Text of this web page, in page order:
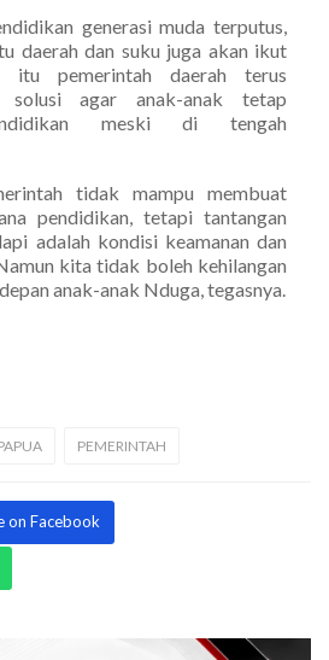
generasi muda terputus,
daerah dan suku juga akan ikut
itu pemerintah daerah terus
solusi agar anak-anak tetap
meski di tengah
tidak mampu membuat
pendidikan, tetapi tantangan
adalah kondisi keamanan dan
kita tidak boleh kehilangan
anak-anak Nduga, tegasnya.
PEMERINTAH
on Facebook